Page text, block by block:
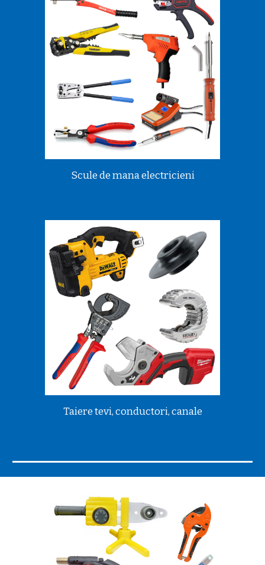
Scule de mana electricieni
Taiere tevi, conductori, canale